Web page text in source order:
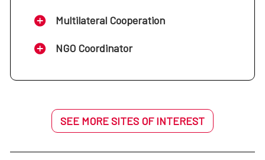
Multilateral Cooperation
NGO Coordinator
SEE MORE SITES OF INTEREST